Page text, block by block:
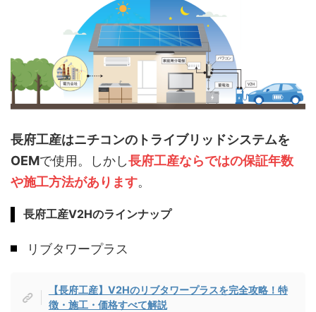
長府工産はニチコンのトライブリッドシステムを
OEMで使用。しかし長府工産ならではの保証年数
や施工方法があります。
長府工産V2Hのラインナップ
リブタワープラス
【長府工産】V2Hのリブタワープラスを完全攻略！特
徴・施工・価格すべて解説